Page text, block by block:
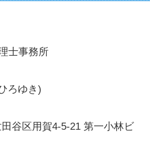
士事務所
ろゆき)
谷区用賀4-5-21 第一小林ビ